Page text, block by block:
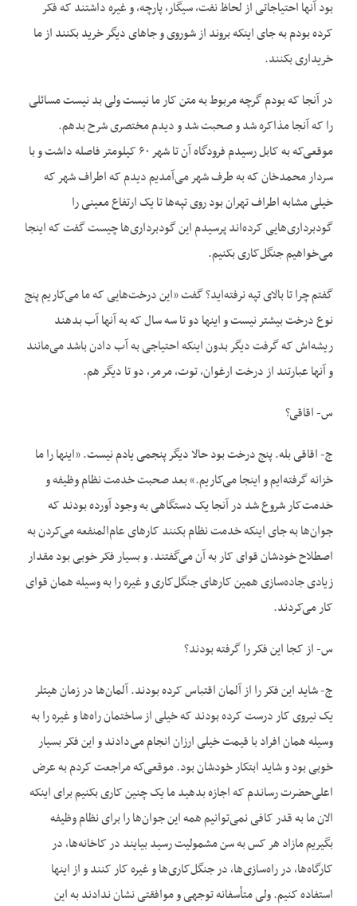
بود آنها احتیاجاتی از لحاظ نفت، سیگار، پارچه، و غیره داشتند که فکر
کرده بودم به جای اینکه بروند از شوروی و جاهای دیگر خرید بکنند از ما
خریداری بکنند.
در آنجا که بودم گرچه مربوط به متن کار ما نیست ولی بد نیست مسائلی
را که آنجا مذاکره شد و صحبت شد و دیدم مختصری شرح بدهم.
موقعی‌که به کابل رسیدم فرودگاه آن تا شهر ۶۰ کیلومتر فاصله داشت و با
سردار محمدخان که به طرف شهر می‌آمدیم دیدم که اطراف شهر که
خیلی مشابه اطراف تهران بود روی تپه‌ها تا یک ارتفاع معینی را
گودبرداری‌هایی کرده‌اند پرسیدم این گودبرداری‌ها چیست گفت که اینجا
می‌خواهیم جنگل‌کاری بکنیم.
گفتم چرا تا بالای تپه نرفته‌اید؟ گفت «این درخت‌هایی که ما می‌کاریم پنج
نوع درخت بیشتر نیست و اینها دو تا سه سال که به آنها آب بدهند
ریشه‌اش که گرفت دیگر بدون اینکه احتیاجی به آب دادن باشد می‌مانند
و آنها عبارتند از درخت ارغوان، توت، مرمر، دو تا دیگر هم.
س- اقاقی؟
ج- اقاقی بله. پنج درخت بود حالا دیگر پنجمی یادم نیست. «اینها را ما
خزانه گرفته‌ایم و اینجا می‌کاریم.» بعد صحبت خدمت نظام وظیفه و
خدمت‌کار شروع شد در آنجا یک دستگاهی به وجود آورده بودند که
جوان‌ها به جای اینکه خدمت نظام بکنند کارهای عام‌المنفعه می‌کردن به
اصطلاح خودشان قوای کار به آن می‌گفتند. و بسیار فکر خوبی بود مقدار
زیادی جاده‌سازی همین کارهای جنگل‌کاری و غیره را به وسیله همان قوای
کار می‌کردند.
س- از کجا این فکر را گرفته بودند؟
ج- شاید این فکر را از آلمان اقتباس کرده بودند. آلمان‌ها در زمان هیتلر
یک نیروی کار درست کرده بودند که خیلی از ساختمان راه‌ها و غیره را به
وسیله همان افراد با قیمت خیلی ارزان انجام می‌دادند و این فکر بسیار
خوبی بود و شاید ابتکار خودشان بود. موقعی‌که مراجعت کردم به عرض
اعلی‌حضرت رساندم که اجازه بدهید ما یک چنین کاری بکنیم برای اینکه
الان ما به قدر کافی نمی‌توانیم همه این جوان‌ها را برای نظام وظیفه
بگیریم مازاد هر کس به سن مشمولیت رسید بیایند در کاخانه‌ها، در
کارگاه‌ها، در راه‌سازی‌ها، در جنگل‌کاری‌ها و غیره کار کنند و از اینها
استفاده کنیم. ولی متأسفانه توجهی و موافقتی نشان ندادند به این